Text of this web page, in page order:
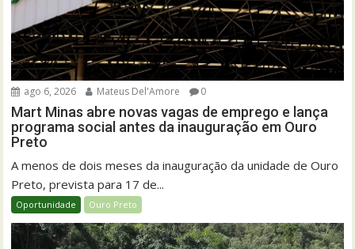
ago 6, 2026 Mateus Del'Amore 0
Mart Minas abre novas vagas de emprego e lança
programa social antes da inauguração em Ouro
Preto
A menos de dois meses da inauguração da unidade de Ouro
Preto, prevista para 17 de...
Oportunidade Ouro Preto